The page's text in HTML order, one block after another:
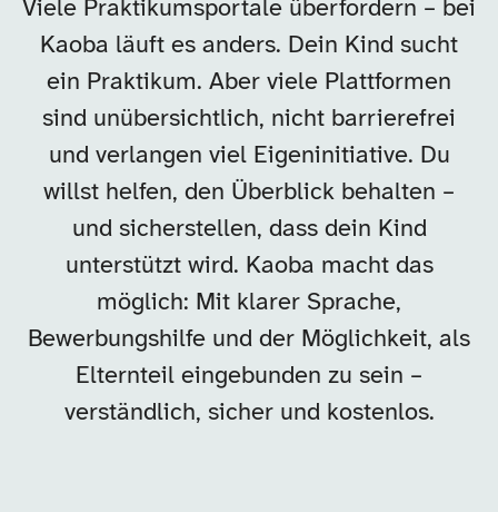
Viele Praktikumsportale überfordern – bei
Kaoba läuft es anders. Dein Kind sucht
ein Praktikum. Aber viele Plattformen
sind unübersichtlich, nicht barrierefrei
und verlangen viel Eigeninitiative. Du
willst helfen, den Überblick behalten –
und sicherstellen, dass dein Kind
unterstützt wird. Kaoba macht das
möglich: Mit klarer Sprache,
Bewerbungshilfe und der Möglichkeit, als
Elternteil eingebunden zu sein –
verständlich, sicher und kostenlos.